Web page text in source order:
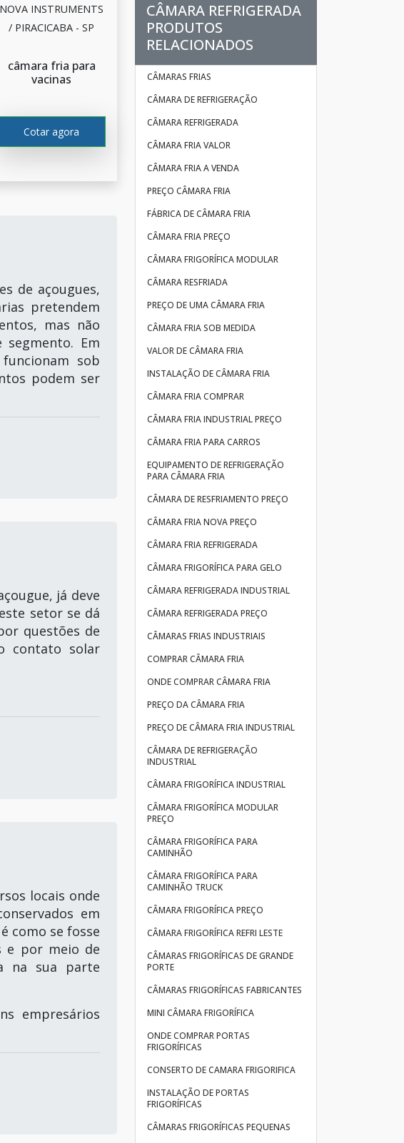
NOVA INSTRUMENTS
/ PIRACICABA - SP
câmara fria para
vacinas
Cotar agora
de açougues,
pretendem
mas não
Em
sob
podem ser
já deve
setor se dá
questões de
contato solar
locais onde
em
como se fosse
e por meio de
na sua parte
empresários
CÂMARA REFRIGERADA
PRODUTOS
RELACIONADOS
CÂMARAS FRIAS
CÂMARA DE REFRIGERAÇÃO
CÂMARA REFRIGERADA
CÂMARA FRIA VALOR
CÂMARA FRIA A VENDA
PREÇO CÂMARA FRIA
FÁBRICA DE CÂMARA FRIA
CÂMARA FRIA PREÇO
CÂMARA FRIGORÍFICA MODULAR
CÂMARA RESFRIADA
PREÇO DE UMA CÂMARA FRIA
CÂMARA FRIA SOB MEDIDA
VALOR DE CÂMARA FRIA
INSTALAÇÃO DE CÂMARA FRIA
CÂMARA FRIA COMPRAR
CÂMARA FRIA INDUSTRIAL PREÇO
CÂMARA FRIA PARA CARROS
EQUIPAMENTO DE REFRIGERAÇÃO
PARA CÂMARA FRIA
CÂMARA DE RESFRIAMENTO PREÇO
CÂMARA FRIA NOVA PREÇO
CÂMARA FRIA REFRIGERADA
CÂMARA FRIGORÍFICA PARA GELO
CÂMARA REFRIGERADA INDUSTRIAL
CÂMARA REFRIGERADA PREÇO
CÂMARAS FRIAS INDUSTRIAIS
COMPRAR CÂMARA FRIA
ONDE COMPRAR CÂMARA FRIA
PREÇO DA CÂMARA FRIA
PREÇO DE CÂMARA FRIA INDUSTRIAL
CÂMARA DE REFRIGERAÇÃO
INDUSTRIAL
CÂMARA FRIGORÍFICA INDUSTRIAL
CÂMARA FRIGORÍFICA MODULAR
PREÇO
CÂMARA FRIGORÍFICA PARA
CAMINHÃO
CÂMARA FRIGORÍFICA PARA
CAMINHÃO TRUCK
CÂMARA FRIGORÍFICA PREÇO
CÂMARA FRIGORÍFICA REFRI LESTE
CÂMARAS FRIGORÍFICAS DE GRANDE
PORTE
CÂMARAS FRIGORÍFICAS FABRICANTES
MINI CÂMARA FRIGORÍFICA
ONDE COMPRAR PORTAS
FRIGORÍFICAS
CONSERTO DE CAMARA FRIGORIFICA
INSTALAÇÃO DE PORTAS
FRIGORÍFICAS
CÂMARAS FRIGORÍFICAS PEQUENAS